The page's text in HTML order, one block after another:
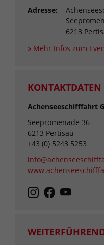
Adresse:
6213
» Mehr Infos zum
KONTAKTDATEN
Achenseeschifffahrt
Seepromenade 36
6213 Pertisau
+43 (0) 5243 5253